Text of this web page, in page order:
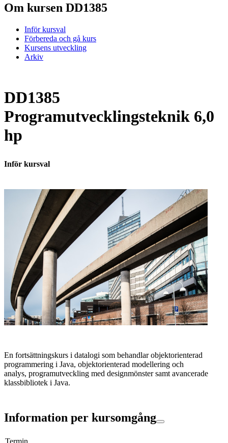
Om kursen DD1385
Inför kursval
Förbereda och gå kurs
Kursens utveckling
Arkiv
DD1385
Programutvecklingsteknik 6,0
hp
Inför kursval
En fortsättningskurs i datalogi som behandlar objektorienterad
programmering i Java, objektorienterad modellering och
analys, programutveckling med designmönster samt avancerade
klassbibliotek i Java.
Information per kursomgång
Termin